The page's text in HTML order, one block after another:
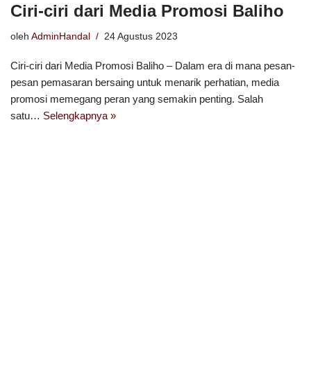
Ciri-ciri dari Media Promosi Baliho
oleh AdminHandal 24 Agustus 2023
Ciri-ciri dari Media Promosi Baliho – Dalam era di mana pesan-
pesan pemasaran bersaing untuk menarik perhatian, media
promosi memegang peran yang semakin penting. Salah
satu… Selengkapnya »